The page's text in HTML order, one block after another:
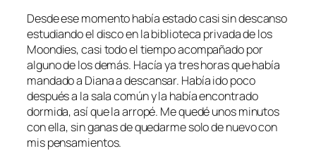
Desde ese momento había estado casi sin descanso
estudiando el disco en la biblioteca privada de los
Moondies, casi todo el tiempo acompañado por
alguno de los demás. Hacía ya tres horas que había
mandado a Diana a descansar. Había ido poco
después a la sala común y la había encontrado
dormida, así que la arropé. Me quedé unos minutos
con ella, sin ganas de quedarme solo de nuevo con
mis pensamientos.